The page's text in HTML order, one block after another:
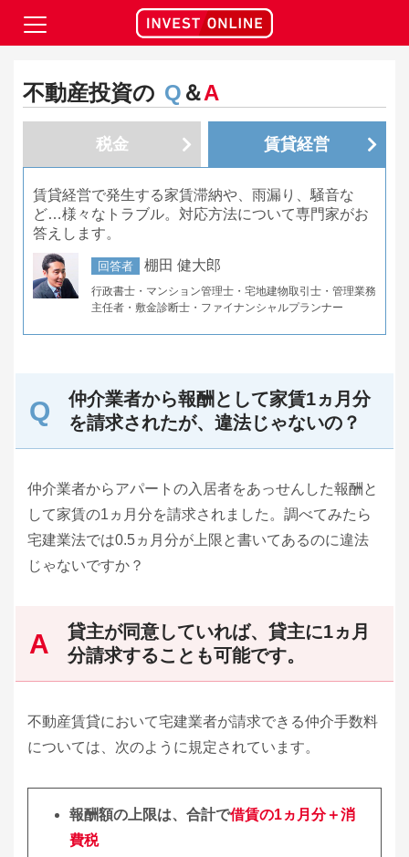
不動産投資の Q ＆A
税金 賃貸経営
賃貸経営で発生する家賃滞納や、雨漏り、騒音な
ど…様々なトラブル。対応方法について専門家がお
答えします。
回答者 棚田 健大郎
行政書士・マンション管理士・宅地建物取引士・管理業務
主任者・敷金診断士・ファイナンシャルプランナー
仲介業者から報酬として家賃1ヵ月分
を請求されたが、違法じゃないの？
仲介業者からアパートの入居者をあっせんした報酬と
して家賃の1ヵ月分を請求されました。調べてみたら
宅建業法では0.5ヵ月分が上限と書いてあるのに違法
じゃないですか？
貸主が同意していれば、貸主に1ヵ月
分請求することも可能です。
不動産賃貸において宅建業者が請求できる仲介手数料
については、次のように規定されています。
報酬額の上限は、合計で借賃の1ヵ月分＋消
費税